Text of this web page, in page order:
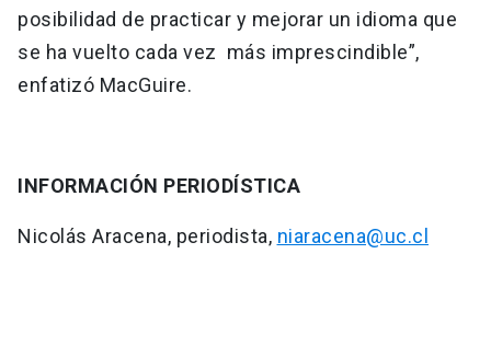
posibilidad de practicar y mejorar un idioma que
se ha vuelto cada vez más imprescindible”,
enfatizó MacGuire.
INFORMACIÓN PERIODÍSTICA
Nicolás Aracena, periodista, niaracena@uc.cl